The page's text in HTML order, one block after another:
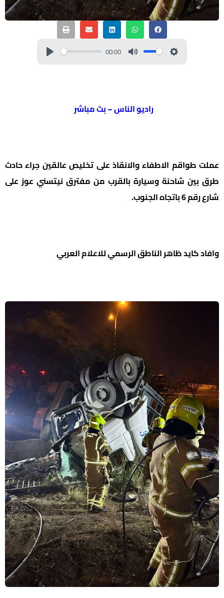
00:00
راديو الناس – بث مباشر
عملت طواقم الاطفاء والانقاذ على تخليص عالقين جراء حادث
طرق بين شاحنة وسيارة بالقرب من مفترق نيتسني عوز على
شارع رقم 6 باتجاه الجنوب.
وافاد كايد ظاهر الناطق الرسمي للاعلام العربي